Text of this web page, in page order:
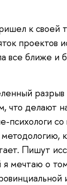
к своей
проектов
все ближе и
что делают
психологи со
Пишут
я мечтаю о